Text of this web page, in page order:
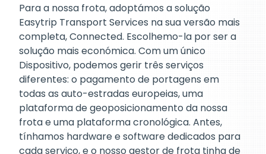
Para a nossa frota, adoptámos a solução
Easytrip Transport Services na sua versão mais
completa, Connected. Escolhemo-la por ser a
solução mais económica. Com um único
Dispositivo, podemos gerir três serviços
diferentes: o pagamento de portagens em
todas as auto-estradas europeias, uma
plataforma de geoposicionamento da nossa
frota e uma plataforma cronológica. Antes,
tínhamos hardware e software dedicados para
cada serviço, e o nosso gestor de frota tinha de